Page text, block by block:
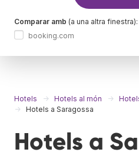
Comparar amb (a una altra finestra):
booking.com
Hotels Hotels al món
Hotels a Saragossa
Hotels a